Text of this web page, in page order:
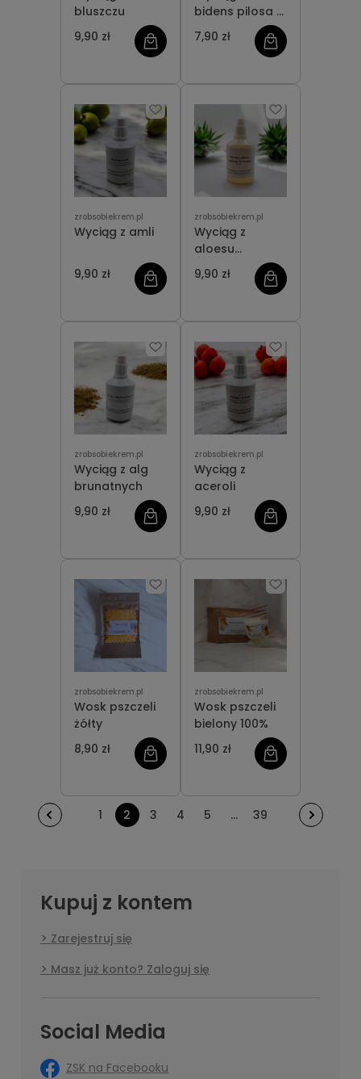
bluszczu
9,90 zł
bidens pilosa -
“zielony retinol
roślinny”
7,90 zł
zrobsobiekrem.pl
Wyciąg z amli
9,90 zł
zrobsobiekrem.pl
Wyciąg z
aloesu
zatężony 10-
krotnie
9,90 zł
zrobsobiekrem.pl
Wyciąg z alg
brunatnych
9,90 zł
zrobsobiekrem.pl
Wyciąg z
aceroli
9,90 zł
zrobsobiekrem.pl
Wosk pszczeli
żółty
8,90 zł
zrobsobiekrem.pl
Wosk pszczeli
bielony 100%
11,90 zł
1 2 3 4 5 ... 39
Kupuj z kontem
Zarejestruj się
Masz już konto? Zaloguj się
Social Media
ZSK na Facebooku